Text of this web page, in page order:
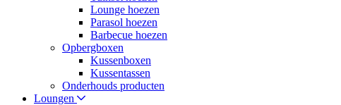
Lounge hoezen
Parasol hoezen
Barbecue hoezen
Opbergboxen
Kussenboxen
Kussentassen
Onderhouds producten
Loungen